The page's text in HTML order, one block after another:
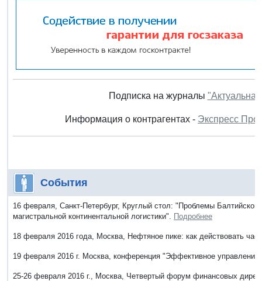
Подписка на журналы
Информация о контрагентах - Экспресс
События
16 февраля, Санкт-Петербург, Круглый стол: "Проблемы
магистральной континентальной логистики". Подробнее
18 февраля 2016 года, Москва, Нефтяное пике: как действовать
19 февраля 2016 г. Москва, конференция "Эффективное
25-26 февраля 2016 г., Москва, Четвертый форум финансовых